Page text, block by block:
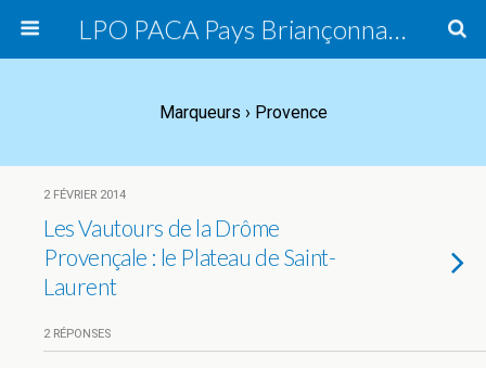
LPO PACA Pays Briançonnais, groupe local
Marqueurs › Provence
2 FÉVRIER 2014
Les Vautours de la Drôme
Provençale : le Plateau de Saint-
Laurent
2 RÉPONSES